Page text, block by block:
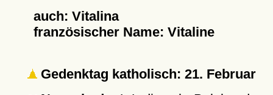
auch: Vitalina
französischer Name: Vitaline
Gedenktag katholisch: 21. Februar